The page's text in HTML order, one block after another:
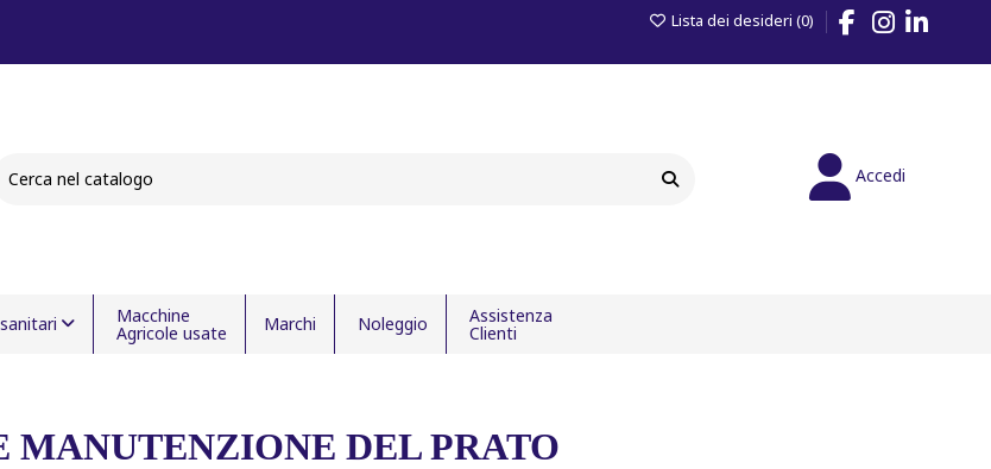
Lista dei desideri (0) FacebookInstagram
LinkedIn
Accedi
Macchine
Agricole usate Marchi Noleggio Assistenza
Clienti
MANUTENZIONE DEL PRATO